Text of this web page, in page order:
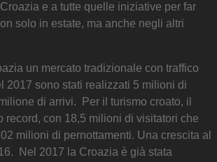
e a tutte quelle iniziative per far
solo in estate, ma anche negli altri
un mercato tradizionale con traffico
2017 sono stati realizzati 5 milioni di
di arrivi. Per il turismo croato, il
record, con 18,5 milioni di visitatori che
milioni di pernottamenti. Una crescita al
Nel 2017 la Croazia è già stata